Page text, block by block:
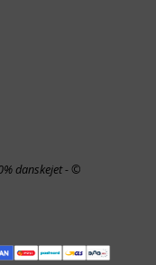
danskejet - ©